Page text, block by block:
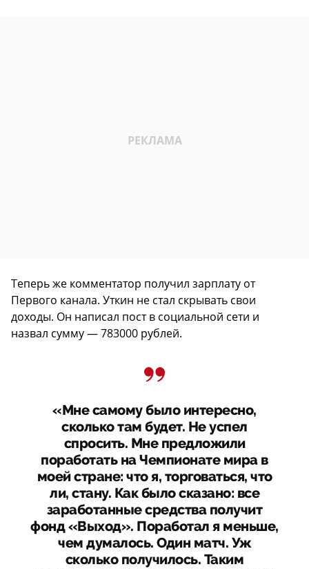
Теперь же комментатор получил зарплату от
Первого канала. Уткин не стал скрывать свои
доходы. Он написал пост в социальной сети и
назвал сумму — 783000 рублей.
«Мне самому было интересно,
сколько там будет. Не успел
спросить. Мне предложили
поработать на Чемпионате мира в
моей стране: что я, торговаться, что
ли, стану. Как было сказано: все
заработанные средства получит
фонд «Выход». Поработал я меньше,
чем думалось. Один матч. Уж
сколько получилось. Таким